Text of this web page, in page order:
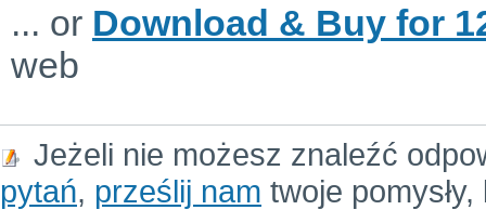
... or Download & Buy for
web
Jeżeli nie możesz znaleźć
pytań, prześlij nam twoje